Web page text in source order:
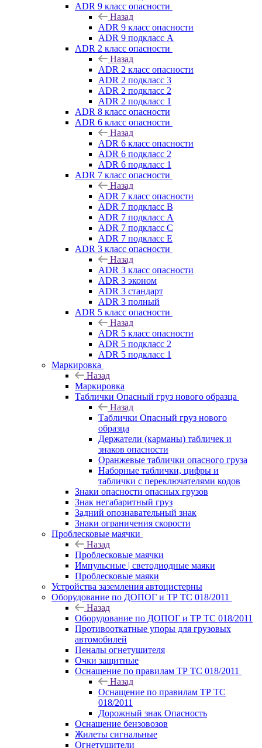
ADR 9 класс опасности
Назад
ADR 9 класс опасности
ADR 9 подкласс A
ADR 2 класс опасности
Назад
ADR 2 класс опасности
ADR 2 подкласс 3
ADR 2 подкласс 2
ADR 2 подкласс 1
ADR 8 класс опасности
ADR 6 класс опасности
Назад
ADR 6 класс опасности
ADR 6 подкласс 2
ADR 6 подкласс 1
ADR 7 класс опасности
Назад
ADR 7 класс опасности
ADR 7 подкласс B
ADR 7 подкласс A
ADR 7 подкласс C
ADR 7 подкласс E
ADR 3 класс опасности
Назад
ADR 3 класс опасности
ADR 3 эконом
ADR 3 стандарт
ADR 3 полный
ADR 5 класс опасности
Назад
ADR 5 класс опасности
ADR 5 подкласс 2
ADR 5 подкласс 1
Маркировка
Назад
Маркировка
Таблички Опасный груз нового образца
Назад
Таблички Опасный груз нового
образца
Держатели (карманы) табличек и
знаков опасности
Оранжевые таблички опасного груза
Наборные таблички, цифры и
таблички с переключателями кодов
Знаки опасности опасных грузов
Знак негабаритный груз
Задний опознавательный знак
Знаки ограничения скорости
Проблесковые маячки
Назад
Проблесковые маячки
Импульсные | светодиодные маяки
Проблесковые маяки
Устройства заземления автоцистерны
Оборудование по ДОПОГ и ТР ТС 018/2011
Назад
Оборудование по ДОПОГ и ТР ТС 018/2011
Противооткатные упоры для грузовых
автомобилей
Пеналы огнетушителя
Очки защитные
Оснащение по правилам ТР ТС 018/2011
Назад
Оснащение по правилам ТР ТС
018/2011
Дорожный знак Опасность
Оснащение бензовозов
Жилеты сигнальные
Огнетушители